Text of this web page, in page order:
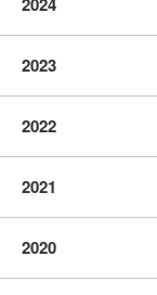
2023
2022
2021
2020